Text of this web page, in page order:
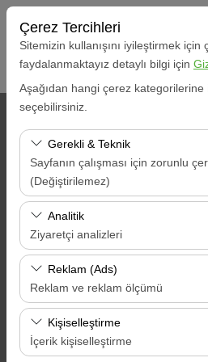
Çerez Tercihleri
Sitemizin kullanışını iyileştirmek için
faydalanmaktayız detaylı bilgi için
Aşağıdan hangi çerez kategorilerine
seçebilirsiniz.
Gerekli & Teknik
Sayfanın çalışması için zorunlu
(Değiştirilemez)
Bu çerezler sitenin doğru şekilde
oturum yönetimi ve temel işlevler
dışı bırakılamaz.
Analitik
Ziyaretçi analizleri
Bu çerezler, sitemizin nasıl
en çok ziyaret edilen sayfalar,
analiz etmemizi sağlar. Bu veriler,
performansını ölçmek ve kullanıcı
iyileştirmek için kullanılır.
Reklam (Ads)
Reklam ve reklam ölçümü
Bu çerezler, size ilgi alanlarınıza
reklamlar göstermemize ve reklam
etkinliğini (gösterim sayısı,
Kişiselleştirme
İçerik kişiselleştirme
Marmaris
Aracı farklı bir lokasyona
Alış Tarih & Saat
Bırakış Tarih & Saat